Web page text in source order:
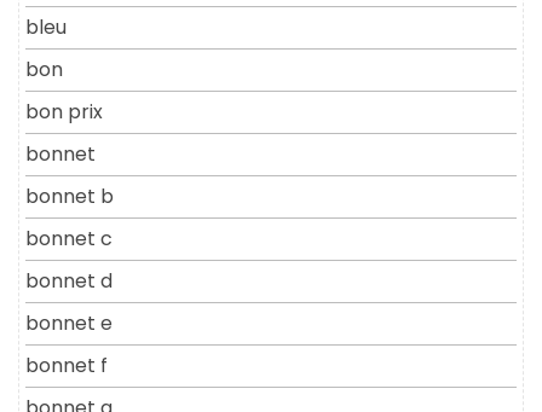
bleu
bon
bon prix
bonnet
bonnet b
bonnet c
bonnet d
bonnet e
bonnet f